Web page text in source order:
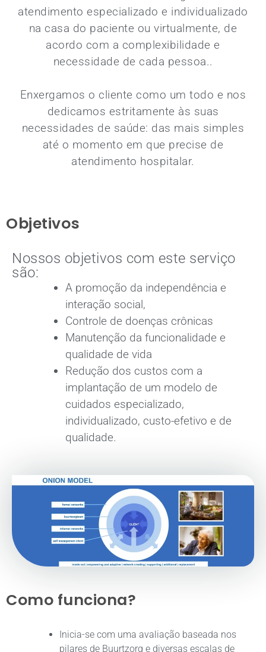
atendimento especializado e individualizado
na casa do paciente ou virtualmente, de
acordo com a complexibilidade e
necessidade de cada pessoa..
Enxergamos o cliente como um todo e nos
dedicamos estritamente às suas
necessidades de saúde: das mais simples
até o momento em que precise de
atendimento hospitalar.
Objetivos
Nossos objetivos com este serviço
são:
A promoção da independência e
interação social,
Controle de doenças crônicas
Manutenção da funcionalidade e
qualidade de vida
Redução dos custos com a
implantação de um modelo de
cuidados especializado,
individualizado, custo-efetivo e de
qualidade.
Como funciona?
Inicia-se com uma avaliação baseada nos
pilares de Buurtzorg e diversas escalas de